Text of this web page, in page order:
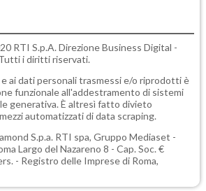
RTI S.p.A. Direzione Business Digital -
i diritti riservati.
ai dati personali trasmessi e/o riprodotti è
funzionale all'addestramento di sistemi
generativa. È altresì fatto divieto
automatizzati di data scraping.
S.p.a. RTI spa, Gruppo Mediaset -
Largo del Nazareno 8 - Cap. Soc. €
- Registro delle Imprese di Roma,